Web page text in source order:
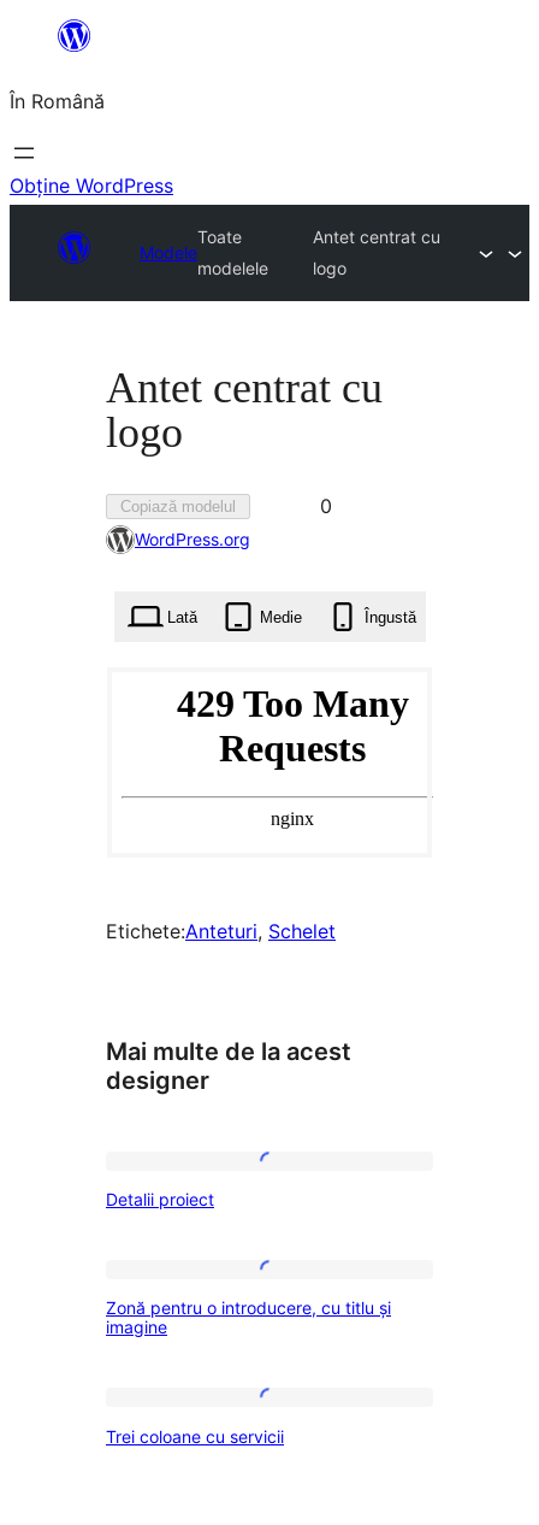
conținut
În Română
Obține WordPress
Modele
Toate
modelele
Antet centrat cu
logo
Antet centrat cu
logo
Copiază modelul
Preferat
ori
0
WordPress.org
Lată Medie Îngustă
Etichete:Anteturi, Schelet
Mai multe de la acest
designer
Detalii proiect
pentru
introducere,
cu
Zonă pentru o introducere, cu titlu și
imagine
coloane
Trei coloane cu servicii